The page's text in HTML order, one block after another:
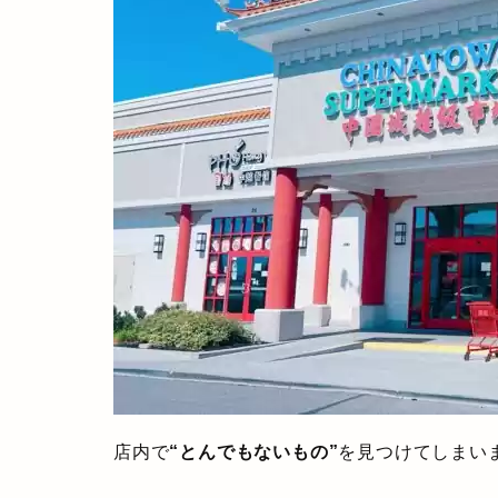
店内で“とんでもないもの”を見つけてしまい